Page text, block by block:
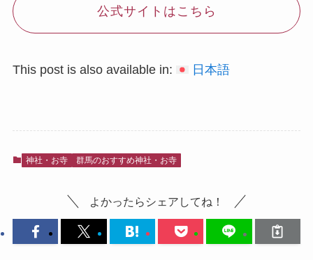
公式サイトはこちら
This post is also available in: 日本語
神社・お寺 群馬のおすすめ神社・お寺
よかったらシェアしてね！